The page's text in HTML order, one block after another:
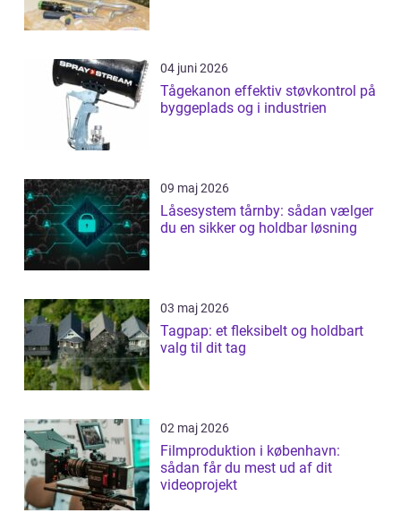
04 juni 2026
Tågekanon effektiv støvkontrol på
byggeplads og i industrien
09 maj 2026
Låsesystem tårnby: sådan vælger
du en sikker og holdbar løsning
03 maj 2026
Tagpap: et fleksibelt og holdbart
valg til dit tag
02 maj 2026
Filmproduktion i københavn:
sådan får du mest ud af dit
videoprojekt